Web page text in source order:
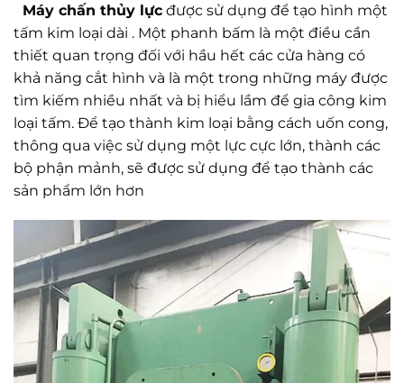
Máy chấn thủy lực được sử dụng để tạo hình một
tấm kim loại dài . Một phanh bấm là một điều cần
thiết quan trọng đối với hầu hết các cửa hàng có
khả năng cắt hình và là một trong những máy được
tìm kiếm nhiều nhất và bị hiểu lầm để gia công kim
loại tấm. Để tạo thành kim loại bằng cách uốn cong,
thông qua việc sử dụng một lực cực lớn, thành các
bộ phận mảnh, sẽ được sử dụng để tạo thành các
sản phẩm lớn hơn